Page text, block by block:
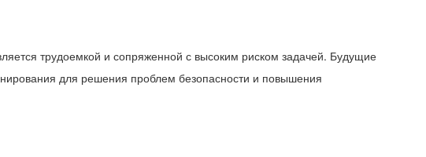
трудоемкой и сопряженной с высоким риском задачей. Будущие
для решения проблем безопасности и повышения